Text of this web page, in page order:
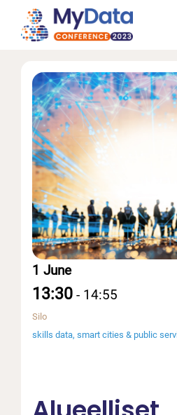
primary
1 June
13:30 - 14:55
Silo
skills data smart cities & public